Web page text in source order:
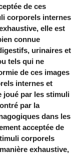
de ces
corporels internes
elle est
connue
urinaires et
tels qui ne
de ces images
internes et
joué par les stimuli
par la
dans les
acceptée de
corporels
exhaustive,